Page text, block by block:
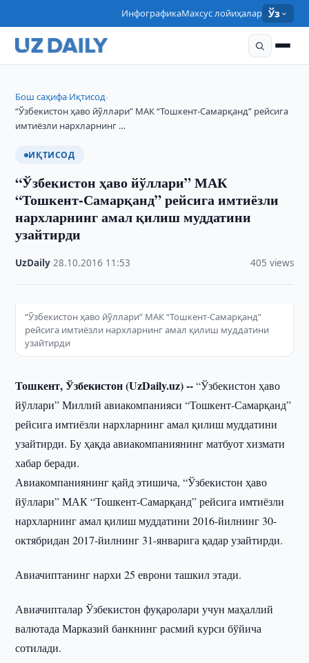
ИнфографикаМахсус лойиҳалар Ўз
Бош саҳифа›Иқтисод›
“Ўзбекистон ҳаво йўллари” МАК “Тошкент-Самарқанд” рейсига
имтиёзли нархларнинг …
ИҚТИСОД
“Ўзбекистон ҳаво йўллари” МАК
“Тошкент-Самарқанд” рейсига имтиёзли
нархларнинг амал қилиш муддатини
узайтирди
UzDaily ·28.10.2016 11:53 405 views
“Ўзбекистон ҳаво йўллари” МАК “Тошкент-Самарқанд”
рейсига имтиёзли нархларнинг амал қилиш муддатини
узайтирди
Тошкент, Ўзбекистон (UzDaily.uz) --“Ўзбекистон ҳаво
йўллари” Миллий авиакомпанияси “Тошкент-Самарқанд”
рейсига имтиёзли нархларнинг амал қилиш муддатини
узайтирди. Бу ҳақда авиакомпаниянинг матбуот хизмати
хабар беради.
Авиакомпаниянинг қайд этишича, “Ўзбекистон ҳаво
йўллари” МАК “Тошкент-Самарқанд” рейсига имтиёзли
нархларнинг амал қилиш муддатини 2016-йилнинг 30-
октябридан 2017-йилнинг 31-январига қадар узайтирди.
Авиачиптанинг нархи 25 еврони ташкил этади.
Авиачипталар Ўзбекистон фуқаролари учун маҳаллий
валютада Марказий банкнинг расмий курси бўйича
сотилади.